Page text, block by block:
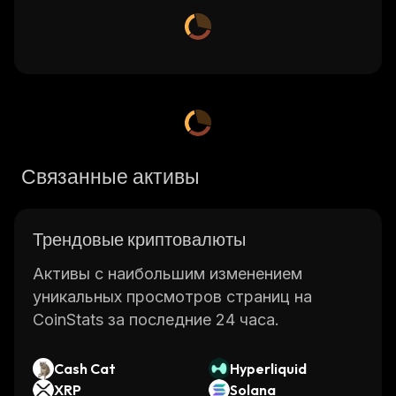
Связанные активы
Трендовые криптовалюты
Активы с наибольшим изменением
уникальных просмотров страниц на
CoinStats за последние 24 часа.
Cash Cat
Hyperliquid
XRP
Solana